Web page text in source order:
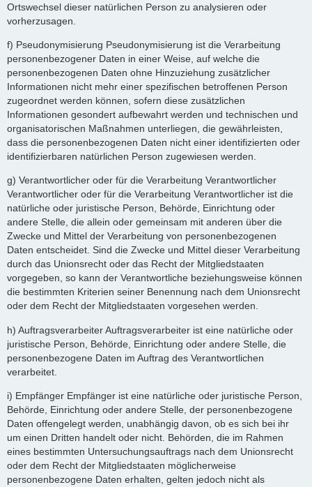
Ortswechsel dieser natürlichen Person zu analysieren oder
vorherzusagen.
f) Pseudonymisierung Pseudonymisierung ist die Verarbeitung
personenbezogener Daten in einer Weise, auf welche die
personenbezogenen Daten ohne Hinzuziehung zusätzlicher
Informationen nicht mehr einer spezifischen betroffenen Person
zugeordnet werden können, sofern diese zusätzlichen
Informationen gesondert aufbewahrt werden und technischen und
organisatorischen Maßnahmen unterliegen, die gewährleisten,
dass die personenbezogenen Daten nicht einer identifizierten oder
identifizierbaren natürlichen Person zugewiesen werden.
g) Verantwortlicher oder für die Verarbeitung Verantwortlicher
Verantwortlicher oder für die Verarbeitung Verantwortlicher ist die
natürliche oder juristische Person, Behörde, Einrichtung oder
andere Stelle, die allein oder gemeinsam mit anderen über die
Zwecke und Mittel der Verarbeitung von personenbezogenen
Daten entscheidet. Sind die Zwecke und Mittel dieser Verarbeitung
durch das Unionsrecht oder das Recht der Mitgliedstaaten
vorgegeben, so kann der Verantwortliche beziehungsweise können
die bestimmten Kriterien seiner Benennung nach dem Unionsrecht
oder dem Recht der Mitgliedstaaten vorgesehen werden.
h) Auftragsverarbeiter Auftragsverarbeiter ist eine natürliche oder
juristische Person, Behörde, Einrichtung oder andere Stelle, die
personenbezogene Daten im Auftrag des Verantwortlichen
verarbeitet.
i) Empfänger Empfänger ist eine natürliche oder juristische Person,
Behörde, Einrichtung oder andere Stelle, der personenbezogene
Daten offengelegt werden, unabhängig davon, ob es sich bei ihr
um einen Dritten handelt oder nicht. Behörden, die im Rahmen
eines bestimmten Untersuchungsauftrags nach dem Unionsrecht
oder dem Recht der Mitgliedstaaten möglicherweise
personenbezogene Daten erhalten, gelten jedoch nicht als